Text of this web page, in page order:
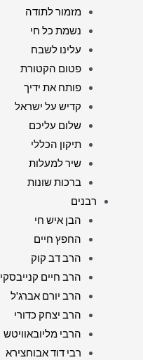
מזמור לתודה
נשמת כל חי
עלינו לשבח
פטום הקטורת
פותח את ידיך
קדיש על ישראל
שלום עליכם
תיקון הכללי
שיר למעלות
ברכות שונות
רבנים
הבן איש חי
החפץ חיים
הרב דב קוק
הרב חיים קנייבסקי
הרב יורם אברג'ל
הרב יצחק כדורי
הרבי מליובאוויטש
רבי דוד אבוחצירא